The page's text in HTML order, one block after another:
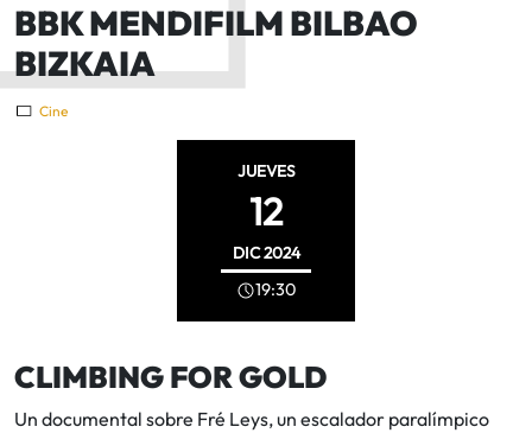
BBK MENDIFILM BILBAO
BIZKAIA
Cine
JUEVES
12
DIC2024
19:30
CLIMBING FOR GOLD
Un documental sobre Fré Leys, un escalador paralímpico